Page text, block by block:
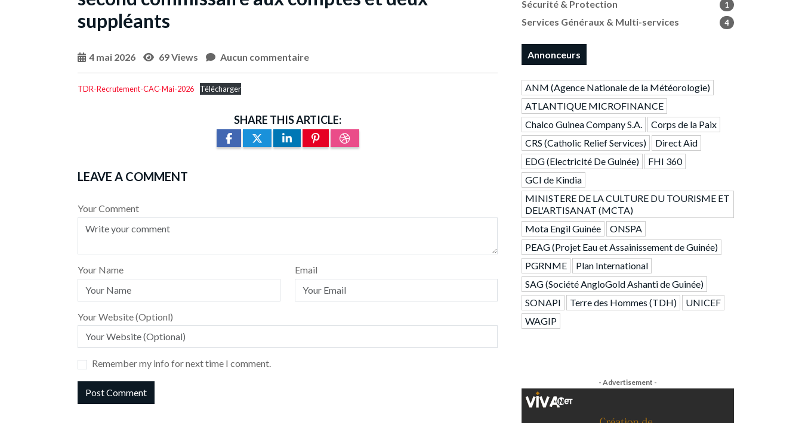
suppléants
4 mai 2026 69 Views Aucun commentaire
TDR-Recrutement-CAC-Mai-2026 Télécharger
SHARE THIS ARTICLE:
LEAVE A COMMENT
Your Comment
Your Name Email
Your Website (Optionl)
Remember my info for next time I comment.
Sécurité & Protection 1
Services Généraux & Multi-services 4
Annonceurs
ANM (Agence Nationale de la Météorologie)
ATLANTIQUE MICROFINANCE
Chalco Guinea Company S.A.
Corps de la Paix
CRS (Catholic Relief Services)
Direct Aid
EDG (Electricité De Guinée)
FHI 360
GCI de Kindia
MINISTERE DE LA CULTURE DU TOURISME ET
DEL'ARTISANAT (MCTA)
Mota Engil Guinée
ONSPA
PEAG (Projet Eau et Assainissement de Guinée)
PGRNME
Plan International
SAG (Société AngloGold Ashanti de Guinée)
SONAPI
Terre des Hommes (TDH)
UNICEF
WAGIP
- Advertisement -